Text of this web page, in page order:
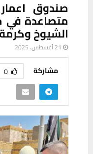
صندوق
متصاعدة في
الشيوخ
21 أغسطس، 2025
مشاركة 0